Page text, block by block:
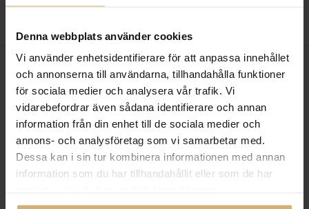
Denna webbplats använder cookies
Vi använder enhetsidentifierare för att anpassa innehållet
och annonserna till användarna, tillhandahålla funktioner
för sociala medier och analysera vår trafik. Vi
vidarebefordrar även sådana identifierare och annan
information från din enhet till de sociala medier och
annons- och analysföretag som vi samarbetar med.
Dessa kan i sin tur kombinera informationen med annan
information som du har tillhandahållit eller som de har